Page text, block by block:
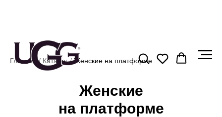
Главная / Каталог/Женские на платформе
Женские
на платформе